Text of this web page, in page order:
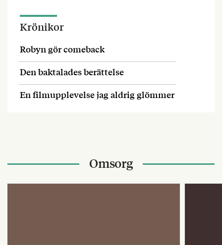
Krönikor
Robyn gör comeback
Den baktalades berättelse
En filmupplevelse jag aldrig glömmer
Omsorg